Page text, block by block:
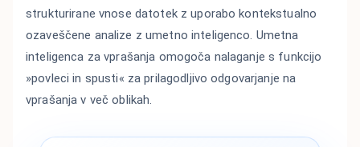
strukturirane vnose datotek z uporabo kontekstualno
ozaveščene analize z umetno inteligenco. Umetna
inteligenca za vprašanja omogoča nalaganje s funkcijo
»povleci in spusti« za prilagodljivo odgovarjanje na
vprašanja v več oblikah.